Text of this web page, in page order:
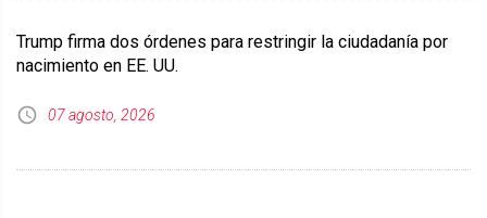
Trump firma dos órdenes para restringir la ciudadanía por
nacimiento en EE. UU.
07 agosto, 2026